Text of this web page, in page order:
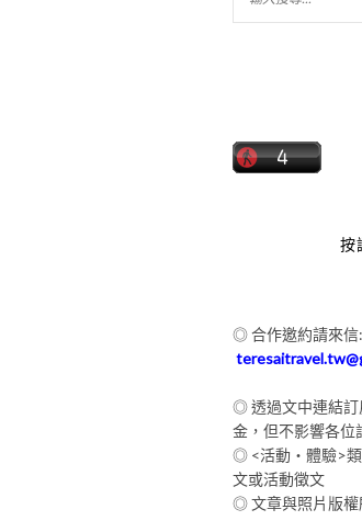
按
◎ 合作邀約請來信:
◎ 透過文中連結訂
金，但不影響各位
◎ <活動‧體驗>類
文或活動徵文
◎ 文章與照片版權